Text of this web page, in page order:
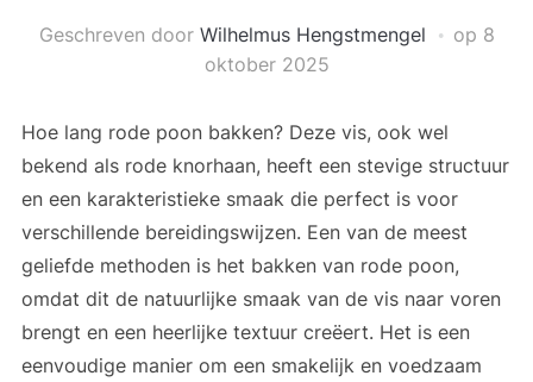
Geschreven door Wilhelmus Hengstmengel op 8
oktober 2025
Hoe lang rode poon bakken? Deze vis, ook wel
bekend als rode knorhaan, heeft een stevige structuur
en een karakteristieke smaak die perfect is voor
verschillende bereidingswijzen. Een van de meest
geliefde methoden is het bakken van rode poon,
omdat dit de natuurlijke smaak van de vis naar voren
brengt en een heerlijke textuur creëert. Het is een
eenvoudige manier om een smakelijk en voedzaam